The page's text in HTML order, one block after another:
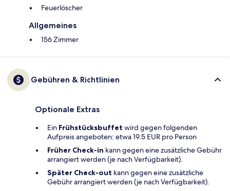
Feuerlöscher
Allgemeines
156 Zimmer
Gebühren & Richtlinien
Optionale Extras
Ein Frühstücksbuffet wird gegen folgenden
Aufpreis angeboten: etwa 19.5 EUR pro Person
Früher Check-in kann gegen eine zusätzliche Gebühr
arrangiert werden (je nach Verfügbarkeit).
Später Check-out kann gegen eine zusätzliche
Gebühr arrangiert werden (je nach Verfügbarkeit).